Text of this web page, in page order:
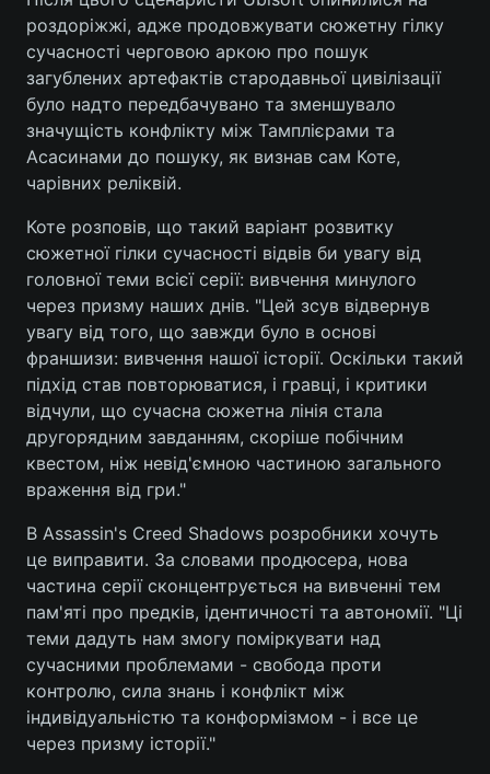
роздоріжжі, адже продовжувати сюжетну гілку
сучасності черговою аркою про пошук
загублених артефактів стародавньої цивілізації
було надто передбачувано та зменшувало
значущість конфлікту між Тамплієрами та
Асасинами до пошуку, як визнав сам Коте,
чарівних реліквій.
Коте розповів, що такий варіант розвитку
сюжетної гілки сучасності відвів би увагу від
головної теми всієї серії: вивчення минулого
через призму наших днів. "Цей зсув відвернув
увагу від того, що завжди було в основі
франшизи: вивчення нашої історії. Оскільки такий
підхід став повторюватися, і гравці, і критики
відчули, що сучасна сюжетна лінія стала
другорядним завданням, скоріше побічним
квестом, ніж невід'ємною частиною загального
враження від гри."
В Assassin's Creed Shadows розробники хочуть
це виправити. За словами продюсера, нова
частина серії сконцентрується на вивченні тем
пам'яті про предків, ідентичності та автономії. "Ці
теми дадуть нам змогу поміркувати над
сучасними проблемами - свобода проти
контролю, сила знань і конфлікт між
індивідуальністю та конформізмом - і все це
через призму історії."